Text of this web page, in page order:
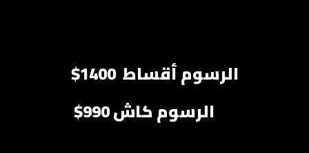
الرسوم أقساط 1400$
الرسوم كاش 990$